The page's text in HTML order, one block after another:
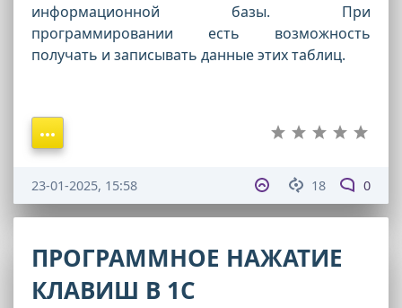
информационной базы. При
программировании есть возможность
получать и записывать данные этих таблиц.
18 0
23-01-2025, 15:58
ПРОГРАММНОЕ НАЖАТИЕ
КЛАВИШ В 1С